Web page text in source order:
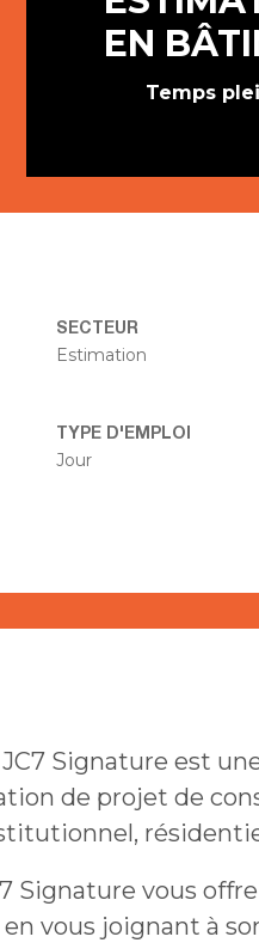
EN
Temps
SECTEUR
Estimation
TYPE D'EMPLOI
Jour
Signature est
de projet de
Signature vous
en vous joignant à